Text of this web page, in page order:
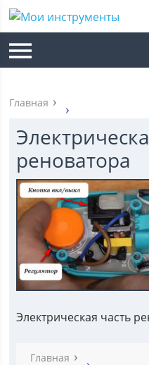
Главная
реноватора
Электрическая часть
Главная